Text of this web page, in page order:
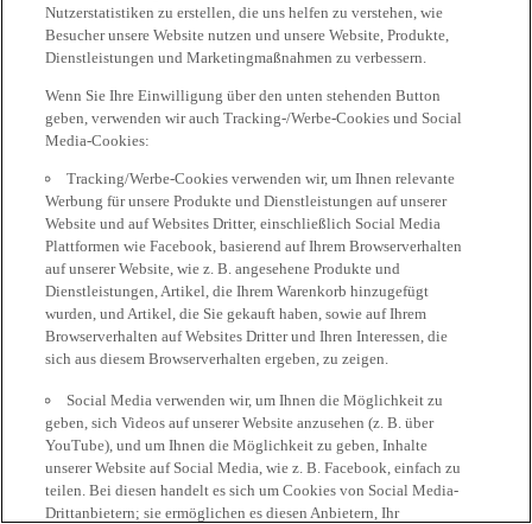
Nutzerstatistiken zu erstellen, die uns helfen zu verstehen, wie
Besucher unsere Website nutzen und unsere Website, Produkte,
Dienstleistungen und Marketingmaßnahmen zu verbessern.
Wenn Sie Ihre Einwilligung über den unten stehenden Button
geben, verwenden wir auch Tracking-/Werbe-Cookies und Social
Media-Cookies:
Tracking/Werbe-Cookies verwenden wir, um Ihnen relevante
Werbung für unsere Produkte und Dienstleistungen auf unserer
Website und auf Websites Dritter, einschließlich Social Media
Plattformen wie Facebook, basierend auf Ihrem Browserverhalten
auf unserer Website, wie z. B. angesehene Produkte und
Dienstleistungen, Artikel, die Ihrem Warenkorb hinzugefügt
wurden, und Artikel, die Sie gekauft haben, sowie auf Ihrem
Browserverhalten auf Websites Dritter und Ihren Interessen, die
sich aus diesem Browserverhalten ergeben, zu zeigen.
Social Media verwenden wir, um Ihnen die Möglichkeit zu
geben, sich Videos auf unserer Website anzusehen (z. B. über
YouTube), und um Ihnen die Möglichkeit zu geben, Inhalte
unserer Website auf Social Media, wie z. B. Facebook, einfach zu
teilen. Bei diesen handelt es sich um Cookies von Social Media-
Drittanbietern; sie ermöglichen es diesen Anbietern, Ihr